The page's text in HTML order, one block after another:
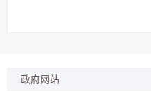
政府网站